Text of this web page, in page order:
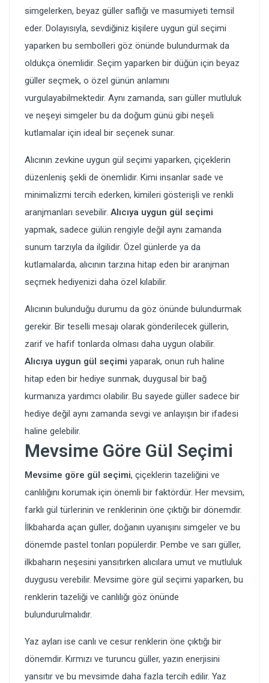
simgelerken, beyaz güller saflığı ve masumiyeti temsil
eder. Dolayısıyla, sevdiğiniz kişilere uygun gül seçimi
yaparken bu sembolleri göz önünde bulundurmak da
oldukça önemlidir. Seçim yaparken bir düğün için beyaz
güller seçmek, o özel günün anlamını
vurgulayabilmektedir. Aynı zamanda, sarı güller mutluluk
ve neşeyi simgeler bu da doğum günü gibi neşeli
kutlamalar için ideal bir seçenek sunar.
Alıcının zevkine uygun gül seçimi yaparken, çiçeklerin
düzenleniş şekli de önemlidir. Kimi insanlar sade ve
minimalizmi tercih ederken, kimileri gösterişli ve renkli
aranjmanları sevebilir. Alıcıya uygun gül seçimi
yapmak, sadece gülün rengiyle değil aynı zamanda
sunum tarzıyla da ilgilidir. Özel günlerde ya da
kutlamalarda, alıcının tarzına hitap eden bir aranjman
seçmek hediyenizi daha özel kılabilir.
Alıcının bulunduğu durumu da göz önünde bulundurmak
gerekir. Bir teselli mesajı olarak gönderilecek güllerin,
zarif ve hafif tonlarda olması daha uygun olabilir.
Alıcıya uygun gül seçimi yaparak, onun ruh haline
hitap eden bir hediye sunmak, duygusal bir bağ
kurmanıza yardımcı olabilir. Bu sayede güller sadece bir
hediye değil aynı zamanda sevgi ve anlayışın bir ifadesi
haline gelebilir.
Mevsime Göre Gül Seçimi
Mevsime göre gül seçimi, çiçeklerin tazeliğini ve
canlılığını korumak için önemli bir faktördür. Her mevsim,
farklı gül türlerinin ve renklerinin öne çıktığı bir dönemdir.
İlkbaharda açan güller, doğanın uyanışını simgeler ve bu
dönemde pastel tonları popülerdir. Pembe ve sarı güller,
ilkbaharın neşesini yansıtırken alıcılara umut ve mutluluk
duygusu verebilir. Mevsime göre gül seçimi yaparken, bu
renklerin tazeliği ve canlılığı göz önünde
bulundurulmalıdır.
Yaz ayları ise canlı ve cesur renklerin öne çıktığı bir
dönemdir. Kırmızı ve turuncu güller, yazın enerjisini
yansıtır ve bu mevsimde daha fazla tercih edilir. Yaz